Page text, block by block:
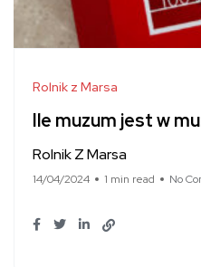
Rolnik z Marsa
Ile muzum jest w
Rolnik Z Marsa
14/04/2024 1 min read No